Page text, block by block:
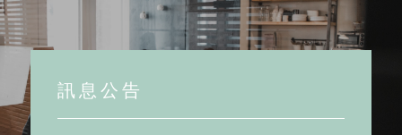
訊 息 公 告